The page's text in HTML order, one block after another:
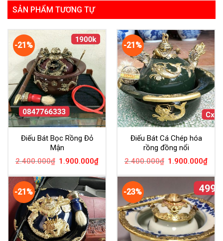
SẢN PHẨM TƯƠNG TỰ
-21%
Điếu Bát Bọc Rồng Đỏ
Mận
2.400.000₫ 1.900.000₫
-21%
Điếu Bát Cá Chép hóa
rồng đồng nổi
2.400.000₫ 1.900.000₫
-21% -23%